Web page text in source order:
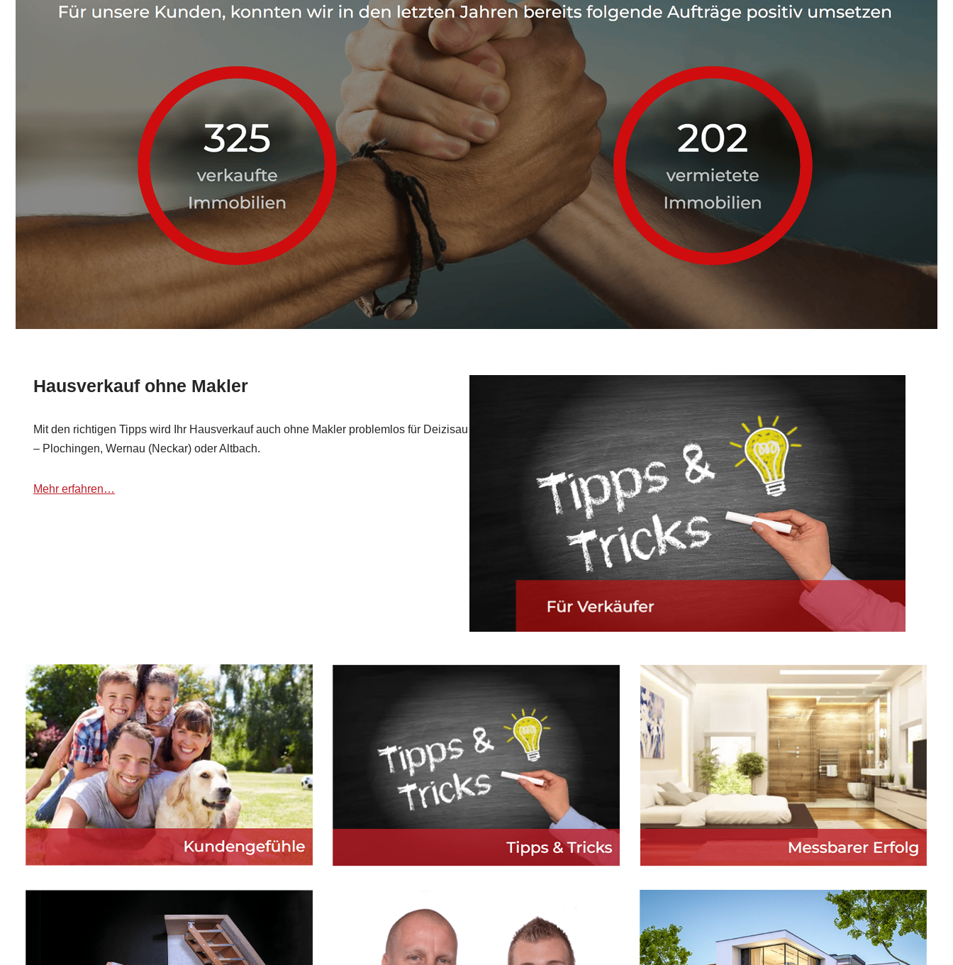
Hausverkauf ohne Makler
Mit den richtigen Tipps wird Ihr Hausverkauf auch ohne Makler problemlos für Deizisau
– Plochingen, Wernau (Neckar) oder Altbach.
Mehr erfahren…